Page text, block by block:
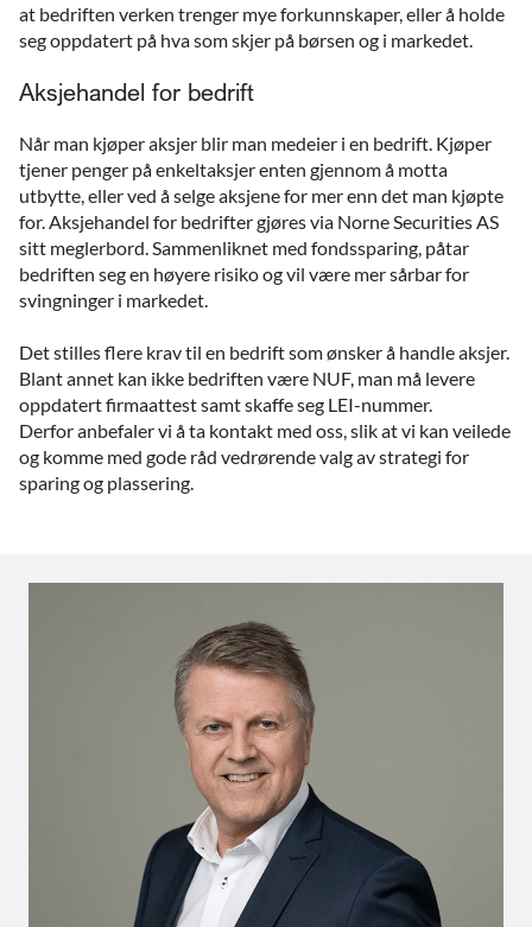
at bedriften verken trenger mye forkunnskaper, eller å holde
seg oppdatert på hva som skjer på børsen og i markedet.
Aksjehandel for bedrift
Når man kjøper aksjer blir man medeier i en bedrift. Kjøper
tjener penger på enkeltaksjer enten gjennom å motta
utbytte, eller ved å selge aksjene for mer enn det man kjøpte
for. Aksjehandel for bedrifter gjøres via Norne Securities AS
sitt meglerbord. Sammenliknet med fondssparing, påtar
bedriften seg en høyere risiko og vil være mer sårbar for
svingninger i markedet.
Det stilles flere krav til en bedrift som ønsker å handle aksjer.
Blant annet kan ikke bedriften være NUF, man må levere
oppdatert firmaattest samt skaffe seg LEI-nummer.
Derfor anbefaler vi å ta kontakt med oss, slik at vi kan veilede
og komme med gode råd vedrørende valg av strategi for
sparing og plassering.